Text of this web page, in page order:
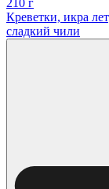
Креветки, икра
сладкий чили